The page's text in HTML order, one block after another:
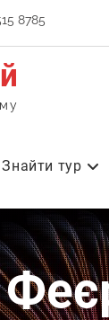
8785
Знайти тур